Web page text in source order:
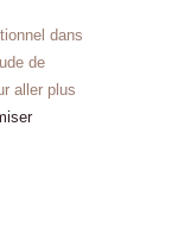
dans
de
aller plus